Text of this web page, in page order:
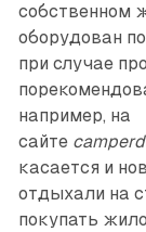
собственном
оборудован
при случае
например, на
сайте
касается и
отдыхали на
покупать